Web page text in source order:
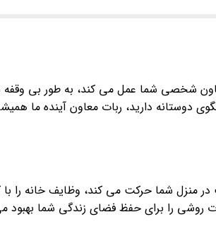
شخصی شما عمل می کند، به طور بی وقفه
دوستانه دارید، ربات معاون آینده ما
منزل شما حرکت می کند، وظایف خانه را با
روشی را برای حفظ فضای زندگی شما بهبود